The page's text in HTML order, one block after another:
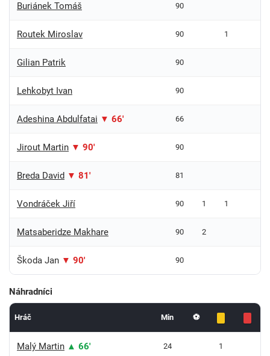
Buriánek Tomáš 90
Routek Miroslav 90 1
Gilian Patrik 90
Lehkobyt Ivan 90
Adeshina Abdulfatai ▼ 66' 66
Jirout Martin ▼ 90' 90
Breda David ▼ 81' 81
Vondráček Jiří 90 1 1
Matsaberidze Makhare 90 2
Škoda Jan ▼ 90' 90
Náhradníci
Hráč Min ⚽
Malý Martin ▲ 66' 24 1